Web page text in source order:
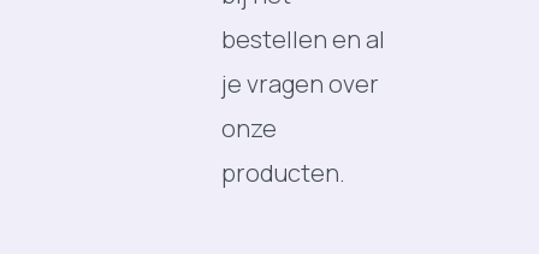
bestellen en al
je vragen over
onze
producten.